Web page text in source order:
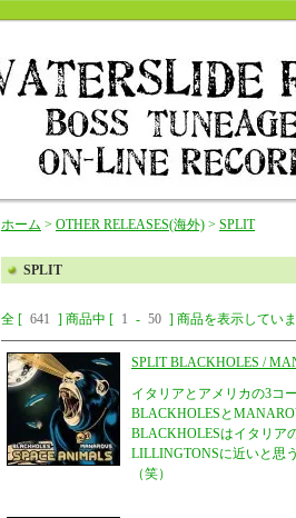
ホーム > OTHER RELEASES(海外) > SPLIT
SPLIT
全 [ 641 ] 商品中 [ 1 - 50 ] 商品を表示していま
SPLIT BLACKHOLES /
イタリアとアメリカの3コ
BLACKHOLESと
BLACKHOLESはイタリア
LILLINGTONSに近いと思
（笑）